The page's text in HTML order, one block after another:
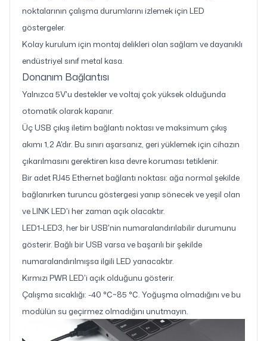
noktalarının çalışma durumlarını izlemek için LED
göstergeler.
Kolay kurulum için montaj delikleri olan sağlam ve dayanıklı
endüstriyel sınıf metal kasa.
Donanım Bağlantısı
Yalnızca 5V'u destekler ve voltaj çok yüksek olduğunda
otomatik olarak kapanır.
Üç USB çıkış iletim bağlantı noktası ve maksimum çıkış
akımı 1,2 A'dır. Bu sınırı aşarsanız, geri yüklemek için cihazın
çıkarılmasını gerektiren kısa devre koruması tetiklenir.
Bir adet RJ45 Ethernet bağlantı noktası: ağa normal şekilde
bağlanırken turuncu göstergesi yanıp sönecek ve yeşil olan
ve LINK LED'i her zaman açık olacaktır.
LED1-LED3, her bir USB'nin numaralandırılabilir durumunu
gösterir. Bağlı bir USB varsa ve başarılı bir şekilde
numaralandırılmışsa ilgili LED yanacaktır.
Kırmızı PWR LED'i açık olduğunu gösterir.
Çalışma sıcaklığı: -40 ℃~85 ℃. Yoğuşma olmadığını ve bu
modülün su geçirmez olmadığını unutmayın.